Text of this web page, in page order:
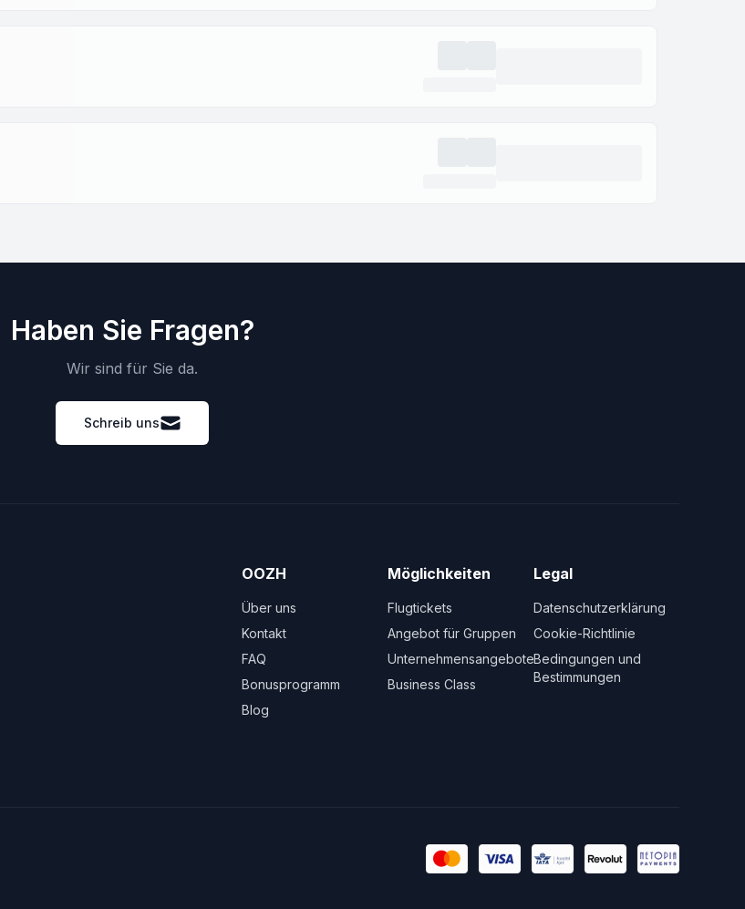
Haben Sie Fragen?
Wir sind für Sie da.
Schreib uns
OOZH
Über uns
Kontakt
FAQ
Bonusprogramm
Blog
Möglichkeiten
Flugtickets
Angebot für Gruppen
Unternehmensangebote
Business Class
Legal
Datenschutzerklärung
Cookie-Richtlinie
Bedingungen und
Bestimmungen